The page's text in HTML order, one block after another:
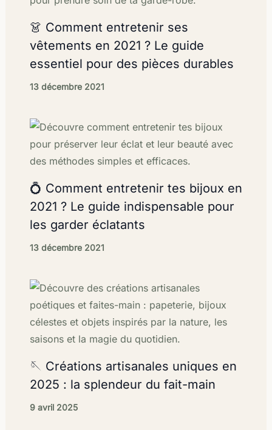
👗 Comment entretenir ses
vêtements en 2021 ? Le guide
essentiel pour des pièces durables
13 décembre 2021
💍 Comment entretenir tes bijoux en
2021 ? Le guide indispensable pour
les garder éclatants
13 décembre 2021
🪡 Créations artisanales uniques en
2025 : la splendeur du fait-main
9 avril 2025